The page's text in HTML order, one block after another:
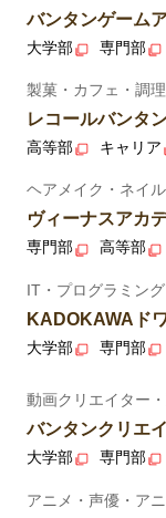
バンタンゲーム
大学部 専門部
製菓・カフェ・調
レコールバンタ
高等部 キャリア
ヘアメイク・ネイ
ヴィーナスアカ
専門部 高等部
IT・プログラミン
KADOKAWAド
大学部 専門部
動画クリエイター
バンタンクリエ
大学部 専門部
アニメ・声優・ア